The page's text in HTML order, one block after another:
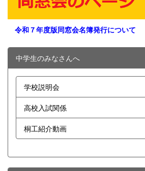
令和７年度版同窓会名簿発行について
中学生のみなさんへ
学校説明会
高校入試関係
桐工紹介動画